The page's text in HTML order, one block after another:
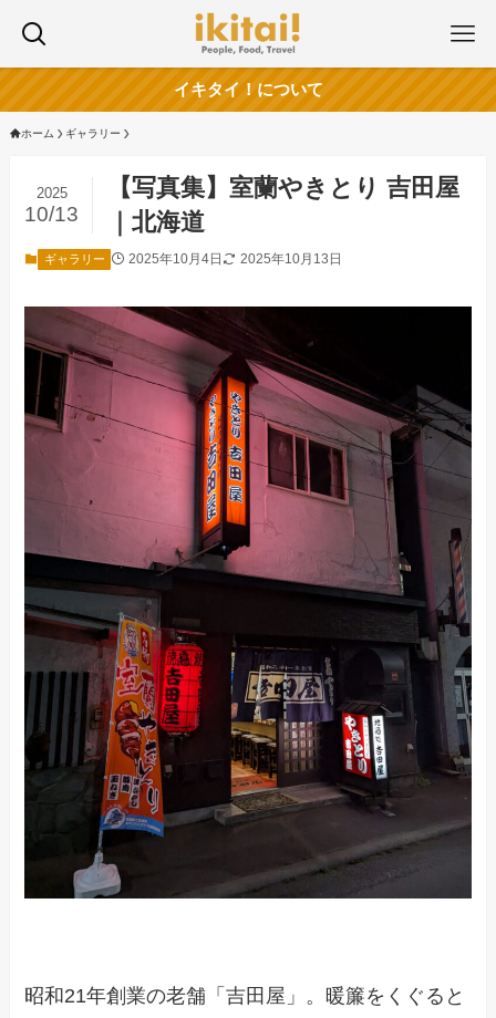
イキタイ！について
ホーム ギャラリー
【写真集】室蘭やきとり 吉田屋
｜北海道
2025
10/13
ギャラリー 2025年10月4日 2025年10月13日
昭和21年創業の老舗「吉田屋」。暖簾をくぐると